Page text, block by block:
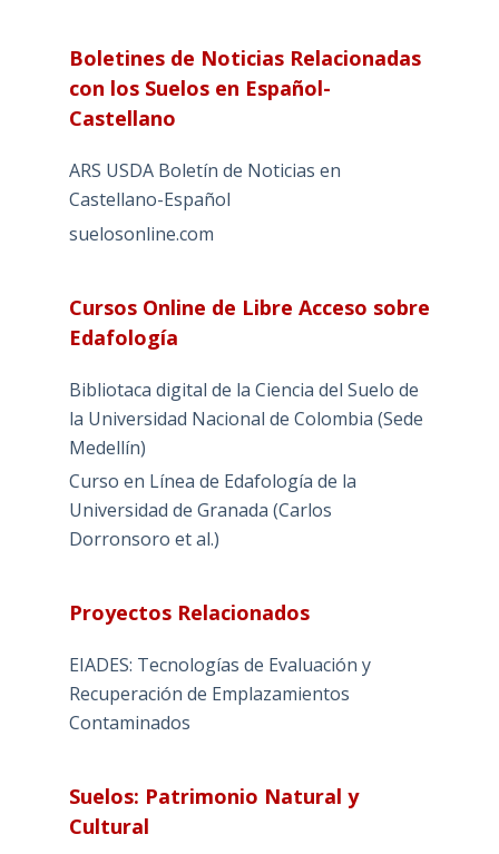
Boletines de Noticias Relacionadas
con los Suelos en Español-
Castellano
ARS USDA Boletín de Noticias en
Castellano-Español
suelosonline.com
Cursos Online de Libre Acceso sobre
Edafología
Bibliotaca digital de la Ciencia del Suelo de
la Universidad Nacional de Colombia (Sede
Medellín)
Curso en Línea de Edafología de la
Universidad de Granada (Carlos
Dorronsoro et al.)
Proyectos Relacionados
EIADES: Tecnologías de Evaluación y
Recuperación de Emplazamientos
Contaminados
Suelos: Patrimonio Natural y
Cultural